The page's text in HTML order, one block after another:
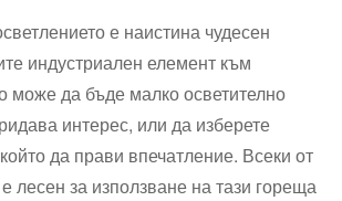
е наистина чудесен
индустриален елемент към
може да бъде малко осветително
интерес, или да изберете
да прави впечатление. Всеки от
лесен за използване на тази гореща